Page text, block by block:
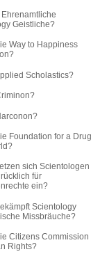
Geistliche?
Way to Happiness
Scholastics?
Foundation for a
sich Scientologen
für
ein?
Scientology
Missbräuche?
Citizens Commission
Rights?